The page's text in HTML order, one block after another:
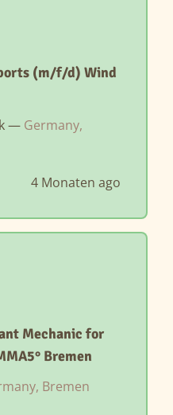
(m/f/d) Wind
— Germany,
4 Monaten ago
Mechanic for
Bremen
Bremen